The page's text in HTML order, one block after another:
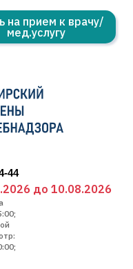
на прием к врачу/
мед.услугу
44
до 10.08.2026